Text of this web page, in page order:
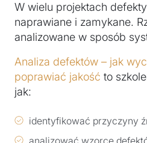
W wielu projektach
naprawiane i zamykane.
analizowane w sposób
Analiza defektów – jak
poprawiać jakość to
jak:
identyfikować przyczyny
analizować wzorce